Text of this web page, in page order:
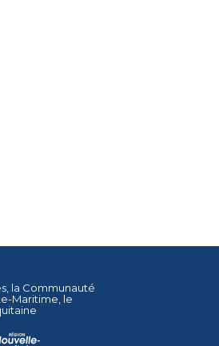
, la Communauté
Maritime , le